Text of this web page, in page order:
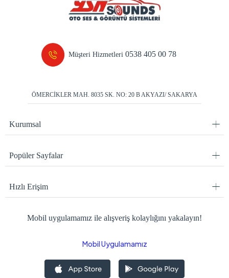
Müşteri Hizmetleri0538 405 00 78
ÖMERCİKLER MAH. 8035 SK. NO: 20 B AKYAZI/ SAKARYA
Kurumsal
Popüler Sayfalar
Hızlı Erişim
Mobil uygulamamız ile alışveriş kolaylığını yakalayın!
Mobil Uygulamamız